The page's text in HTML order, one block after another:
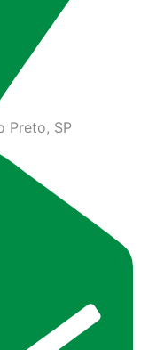
Preto, SP